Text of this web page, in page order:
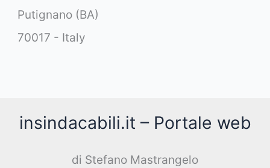
Putignano (BA)
70017 - Italy
insindacabili.it – Portale web
di Stefano Mastrangelo